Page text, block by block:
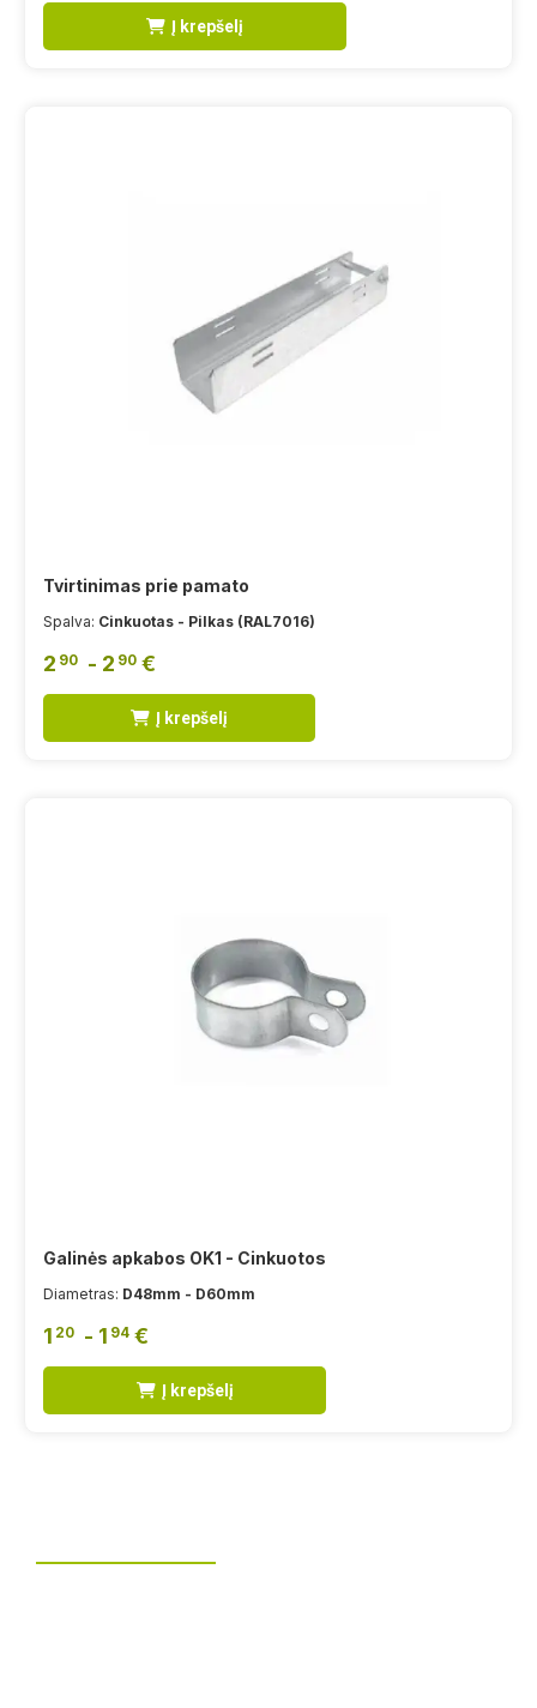
Į krepšelį
Tvirtinimas prie pamato
Spalva: Cinkuotas - Pilkas (RAL7016)
2 90 - 2 90 €
Į krepšelį
Galinės apkabos OK1 - Cinkuotos
Diametras: D48mm - D60mm
1 20 - 1 94 €
Į krepšelį